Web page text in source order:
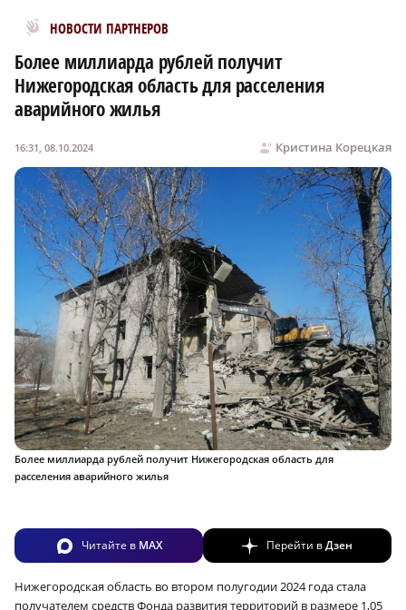
НОВОСТИ ПАРТНЕРОВ
Новости МирТесен
Более миллиарда рублей получит
Нижегородская область для расселения
аварийного жилья
Кристина Корецкая
16:31, 08.10.2024
Более миллиарда рублей получит Нижегородская область для
расселения аварийного жилья
Читайте в MAX Перейти вДзен
Нижегородская область во втором полугодии 2024 года стала
получателем средств Фонда развития территорий в размере 1,05